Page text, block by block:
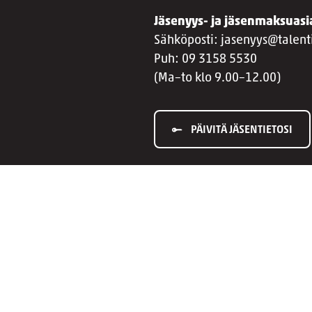
Jäsenyys- ja
Sähköposti:
Puh: 09 3158 5530
(Ma–to klo 9.00–12.00)
PÄIVITÄ JÄSENTIETOSI